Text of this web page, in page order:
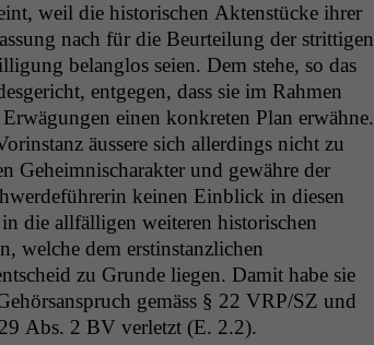
weil die his­torischen Akten­stücke ihrer
nach für die Beurteilung der strit­ti­gen
belan­g­los seien. Dem ste­he, so das
ent­ge­gen, dass sie im Rah­men
einen konkreten Plan erwähne.
äussere sich allerd­ings nicht zu
Geheimnis­charak­ter und gewähre der
keinen Ein­blick in diesen
die allfäl­li­gen weit­eren his­torischen
welche dem erstin­stan­zlichen
zu Grunde liegen. Damit habe sie
gemäss § 22 VRP/SZ und
Abs. 2 BVver­let­zt (E. 2.2).